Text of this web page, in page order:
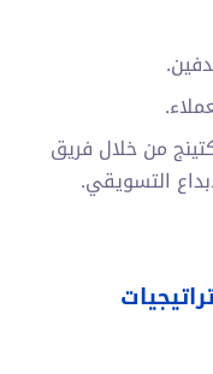
من خلال فريق
التسويقي.